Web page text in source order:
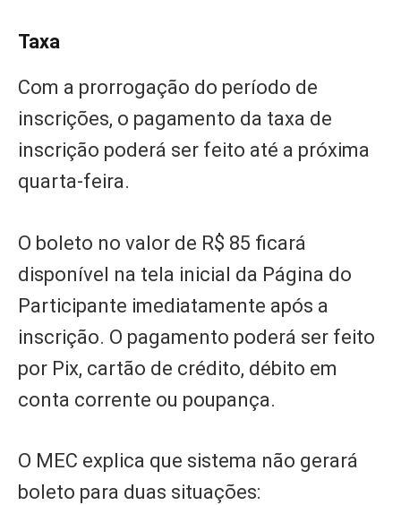
Taxa
Com a prorrogação do período de
inscrições, o pagamento da taxa de
inscrição poderá ser feito até a próxima
quarta-feira.
O boleto no valor de R$ 85 ficará
disponível na tela inicial da Página do
Participante imediatamente após a
inscrição. O pagamento poderá ser feito
por Pix, cartão de crédito, débito em
conta corrente ou poupança.
O MEC explica que sistema não gerará
boleto para duas situações: